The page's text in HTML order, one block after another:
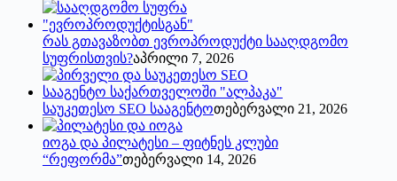
რას გთავაზობთ ევროპროდუქტი სააღდგომო
სუფრისთვის?აპრილი 7, 2026
საუკეთესო SEO სააგენტოთებერვალი 21, 2026
იოგა და პილატესი – ფიტნეს კლუბი
“რეფორმა”თებერვალი 14, 2026